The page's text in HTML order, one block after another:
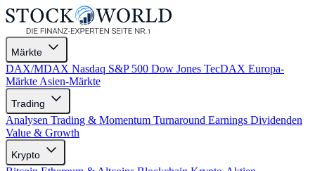
Märkte
DAX/MDAX Nasdaq S&P 500 Dow Jones TecDAX Europa-
Märkte Asien-Märkte
Trading
Analysen Trading & Momentum Turnaround Earnings Dividenden
Value & Growth
Krypto